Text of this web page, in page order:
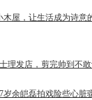
屋，让生活成为诗意
理发店，剪完帅到不敢
余皑磊拍戏险些心脏